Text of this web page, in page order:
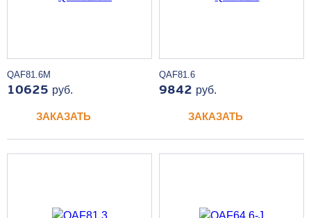
QAF81.6M
10625 руб.
ЗАКАЗАТЬ
QAF81.6
9842 руб.
ЗАКАЗАТЬ